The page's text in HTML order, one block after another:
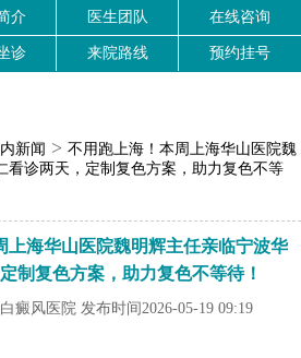
介 医生团队 在线咨询
诊 来院路线 预约挂号
新闻 > 不用跑上海！本周上海华山医院魏
看诊两天，定制复色方案，助力复色不等
上海华山医院魏明辉主任亲临宁波华
制复色方案，助力复色不等待！
癜风医院 发布时间2026-05-19 09:19